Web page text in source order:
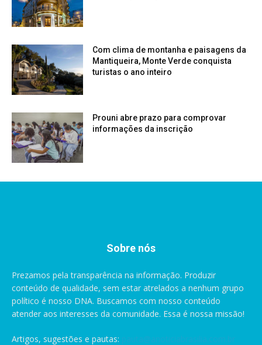
Com clima de montanha e paisagens da
Mantiqueira, Monte Verde conquista
turistas o ano inteiro
Prouni abre prazo para comprovar
informações da inscrição
Sobre nós
Prezamos pela transparência na informação. Produzir
conteúdo de qualidade, sem estar atrelados a nenhum grupo
político é nosso DNA. Buscamos com nosso conteúdo
atender aos interesses da comunidade. Essa é nossa missão!
Artigos, sugestões e pautas: pauta@anoticiabrasilia.com.br